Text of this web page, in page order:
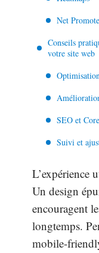
Net
Conseils
votre site web
SEO et
Suivi et
L’expérience
Un design
encouragent
longtemps.
mobile-